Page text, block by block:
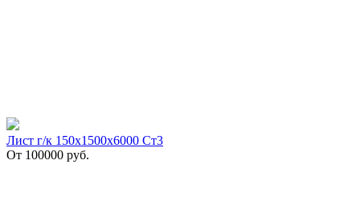
Лист г/к 150х1500х6000 Ст3
От 100000 руб.